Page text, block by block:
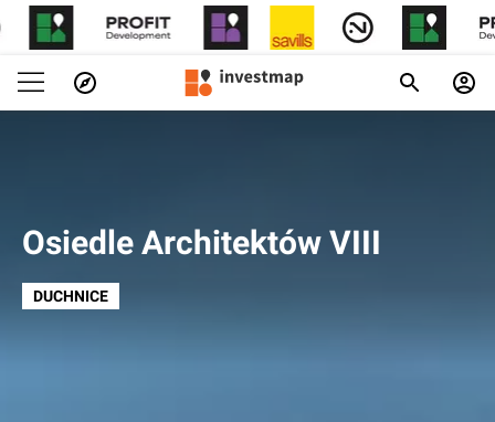
Osiedle Architektów VIII
DUCHNICE